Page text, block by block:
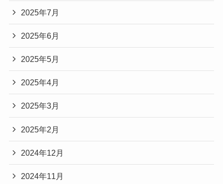
2025年7月
2025年6月
2025年5月
2025年4月
2025年3月
2025年2月
2024年12月
2024年11月